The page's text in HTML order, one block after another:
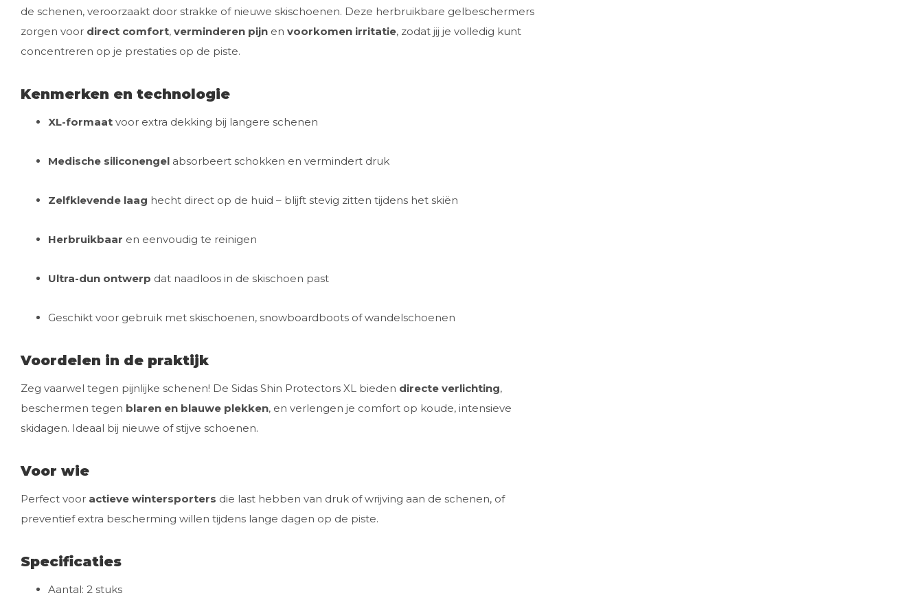
de schenen, veroorzaakt door strakke of nieuwe skischoenen. Deze herbruikbare gelbeschermers
zorgen voor direct comfort, verminderen pijn en voorkomen irritatie, zodat jij je volledig kunt
concentreren op je prestaties op de piste.
Kenmerken en technologie
XL-formaat voor extra dekking bij langere schenen
Medische siliconengel absorbeert schokken en vermindert druk
Zelfklevende laag hecht direct op de huid – blijft stevig zitten tijdens het skiën
Herbruikbaar en eenvoudig te reinigen
Ultra-dun ontwerp dat naadloos in de skischoen past
Geschikt voor gebruik met skischoenen, snowboardboots of wandelschoenen
Voordelen in de praktijk
Zeg vaarwel tegen pijnlijke schenen! De Sidas Shin Protectors XL bieden directe verlichting,
beschermen tegen blaren en blauwe plekken, en verlengen je comfort op koude, intensieve
skidagen. Ideaal bij nieuwe of stijve schoenen.
Voor wie
Perfect voor actieve wintersporters die last hebben van druk of wrijving aan de schenen, of
preventief extra bescherming willen tijdens lange dagen op de piste.
Specificaties
Aantal: 2 stuks